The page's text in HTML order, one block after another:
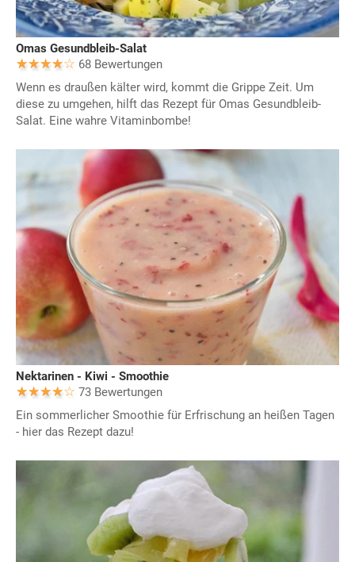
Omas Gesundbleib-Salat
68 Bewertungen
Wenn es draußen kälter wird, kommt die Grippe Zeit. Um
diese zu umgehen, hilft das Rezept für Omas Gesundbleib-
Salat. Eine wahre Vitaminbombe!
Nektarinen - Kiwi - Smoothie
73 Bewertungen
Ein sommerlicher Smoothie für Erfrischung an heißen Tagen
- hier das Rezept dazu!